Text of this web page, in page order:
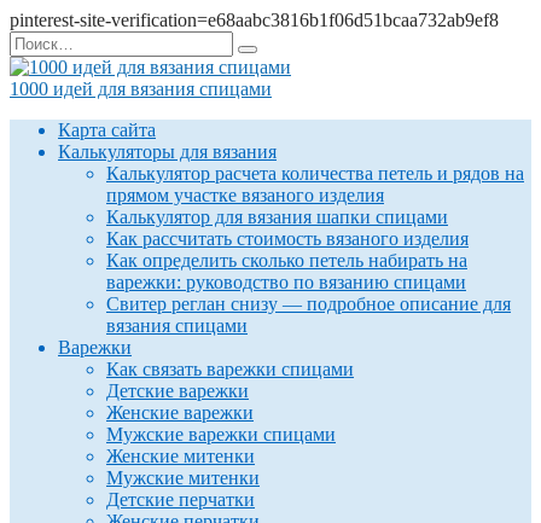
pinterest-site-verification=e68aabc3816b1f06d51bcaa732ab9ef8
Перейти
к
содержанию
Search
for:
1000 идей для вязания спицами
Карта сайта
Калькуляторы для вязания
Калькулятор расчета количества петель и рядов на
прямом участке вязаного изделия
Калькулятор для вязания шапки спицами
Как рассчитать стоимость вязаного изделия
Как определить сколько петель набирать на
варежки: руководство по вязанию спицами
Свитер реглан снизу — подробное описание для
вязания спицами
Варежки
Как связать варежки спицами
Детские варежки
Женские варежки
Мужские варежки спицами
Женские митенки
Мужские митенки
Детские перчатки